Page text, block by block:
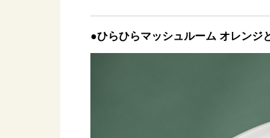
●ひらひらマッシュルーム オレンジ